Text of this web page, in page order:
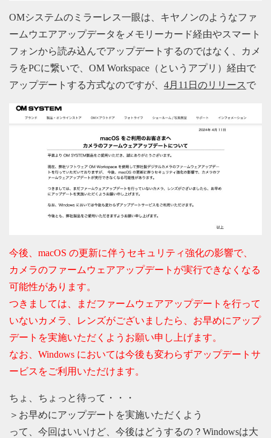
OMシステムのミラーレス一眼は、キヤノンのようなファ
ームウエアアップデータをメモリーカード経由やスマート
フォンから読み込んでアップデートするのではなく、カメ
ラをPCに繋いで、OM Workspace（というアプリ）経由で
アップデートする方式なのですが、 4月11日のリリース で
今後、macOS の更新に伴うセキュリティ強化の影響で、
カメラのファームウェアアップデートが実行できなくなる
可能性があります。
つきましては、まだファームウェアアップデートを行って
いないカメラ、レンズがございましたら、お早めにアップ
デートを実施いただくようお願い申し上げます。
なお、Windows においては今後も変わらずアップデートサ
ービスをご利用いただけます。
ちょ、ちょっと待って・・・
＞お早めにアップデートを実施いただくよう
って、今回はいいけど、今後はどうするの？Windowsは大